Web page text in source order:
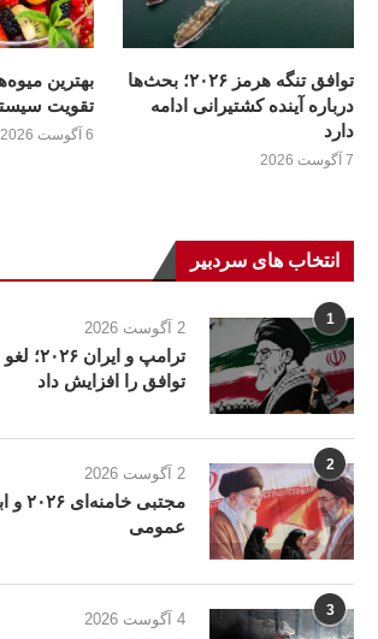
توافق تنگه هرمز ۲۰۲۶؛ بحث‌ها
درباره آینده کشتیرانی ادامه
دارد
7 آگوست 2026
بهترین
تقویت سیستم
6 آگوست 2026
انتخاب های سردبیر
1 2 آگوست 2026
ترامپ و
توافق را افزایش داد
2 2 آگوست 2026
عمومی
3 4 آگوست 2026